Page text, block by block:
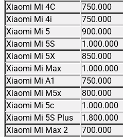
Xiaomi Mi 4C
750.000
Xiaomi Mi 4i
750.000
Xiaomi Mi 5
900.000
Xiaomi Mi 5S
1.000.000
Xiaomi Mi 5X
850.000
Xiaomi Mi Max
1.000.000
Xiaomi Mi A1
750.000
Xiaomi Mi M5x
800.000
Xiaomi Mi 5c
1.000.000
Xiaomi Mi 5S Plus
1.800.000
Xiaomi Mi Max 2
700.000